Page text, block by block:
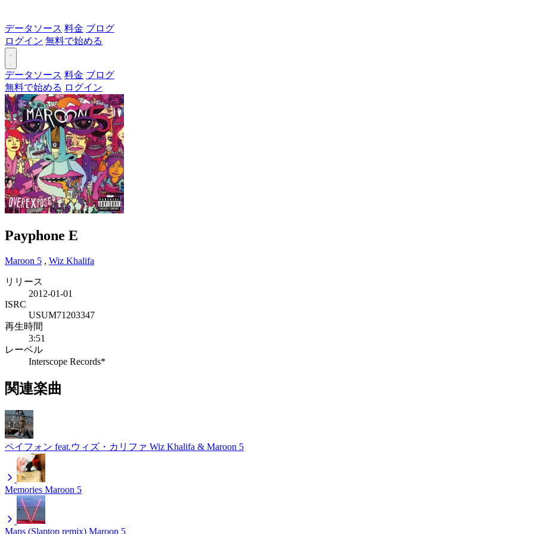
データソース 料金 ブログ
ログイン 無料で始める
データソース 料金 ブログ
無料で始める ログイン
Payphone E
Maroon 5 , Wiz Khalifa
リリース
2012-01-01
ISRC
USUM71203347
再生時間
3:51
レーベル
Interscope Records*
関連楽曲
ペイフォン feat.ウィズ・カリファ Wiz Khalifa & Maroon 5
Memories Maroon 5
Maps (Slaptop remix) Maroon 5